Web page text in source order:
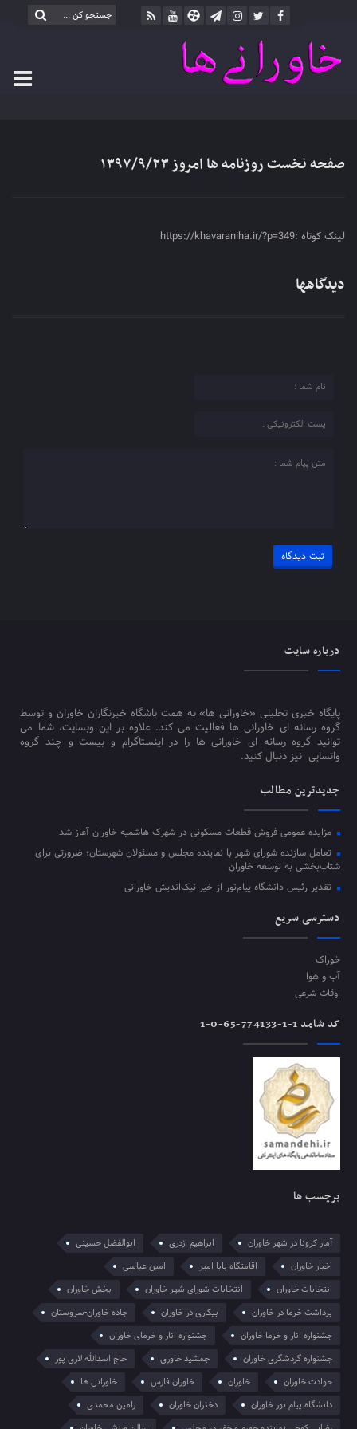
صفحه نخست روزنامه ها امروز ۱۳۹۷/۹/۲۳
لینک کوتاه :https://khavaraniha.ir/?p=349
دیدگاهها
درباره سایت
پایگاه خبری تحلیلی «خاورانی ها» به همت باشگاه خبرنگاران خاوران و توسط
گروه رسانه ای خاورانی ها فعالیت می کند. علاوه بر این وبسایت، شما می
توانید گروه رسانه ای خاورانی ها را در اینستاگرام و بیست و چند گروه
واتساپی نیز دنبال کنید.
جدیدترین مطالب
مزایده عمومی فروش قطعات مسکونی در شهرک هاشمیه خاوران آغاز شد
تعامل سازنده شورای شهر با نماینده مجلس و مسئولان شهرستان؛ ضرورتی برای
شتاب‌بخشی به توسعه خاوران
تقدیر رئیس دانشگاه پیام‌نور از خیر نیک‌اندیش خاورانی
دسترسی سریع
خوراک
آب و هوا
اوقات شرعی
کد شامد 1-1-774133-65-0-1
برچسب ها
آمار کرونا در شهر خاوران ابراهیم اژدری
ابوالفضل حسینی
اخبار خاوران
اقامتگاه بابا امیر
امین عباسی
انتخابات خاوران
انتخابات شورای شهر خاوران
بخش خاوران
برداشت خرما در خاوران
بیکاری در خاوران
جاده خاوران-سروستان
جشنواره انار و خرما خاوران
جشنواره انار و خرمای خاوران
جشنواره گردشگری خاوران
جمشید خاوری
حاج اسدالله لاری پور
حوادث خاوران
خاوران خاوران فارس
خاورانی ها
دانشگاه پیام نور خاوران
دختران خاوران
رامین محمدی